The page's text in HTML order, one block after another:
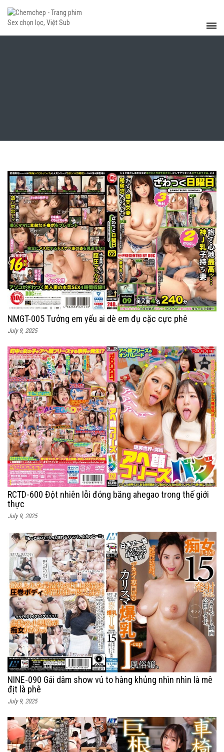
NMGT-005 Tưởng em yếu ai dè em đụ cặc cực phê
July 9, 2025
RCTD-600 Đột nhiên lỗi đóng băng ahegao trong thế giới
thực
July 9, 2025
NINE-090 Gái dâm show vú to hàng khủng nhìn nhìn là mê
địt là phê
July 9, 2025